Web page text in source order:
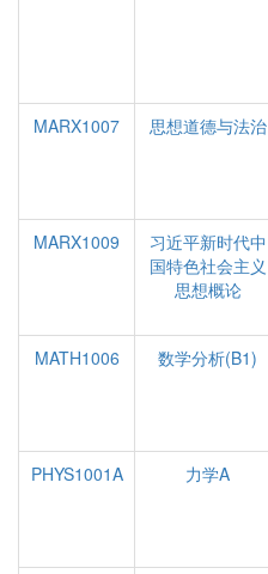
MARX1007
思想道德与法治
MARX1009
习近平新时代中
国特色社会主义
思想概论
MATH1006
数学分析(B1)
PHYS1001A
力学A